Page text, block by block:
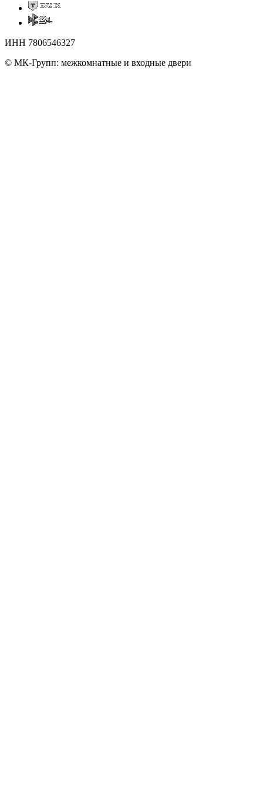
ИНН 7806546327
© МК-Групп: межкомнатные и входные двери